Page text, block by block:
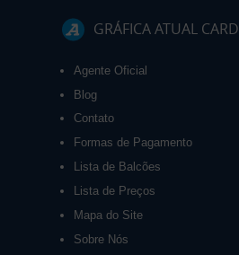
GRÁFICA ATUAL CARD
Agente Oficial
Blog
Contato
Formas de Pagamento
Lista de Balcões
Lista de Preços
Mapa do Site
Sobre Nós